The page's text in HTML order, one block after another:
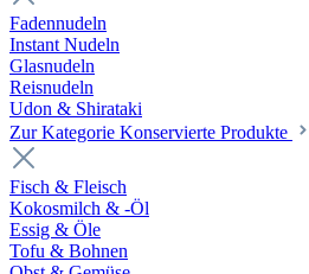
Fadennudeln
Instant Nudeln
Glasnudeln
Reisnudeln
Udon & Shirataki
Zur Kategorie Konservierte Produkte
Fisch & Fleisch
Kokosmilch & -Öl
Essig & Öle
Tofu & Bohnen